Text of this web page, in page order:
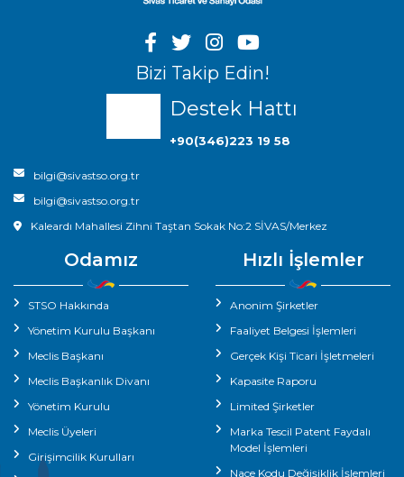
Bizi Takip Edin!
Destek Hattı
+90(346)223 19 58
bilgi@sivastso.org.tr
bilgi@sivastso.org.tr
Kaleardı Mahallesi Zihni Taştan Sokak No:2 SİVAS/Merkez
Odamız
STSO Hakkında
Yönetim Kurulu Başkanı
Meclis Başkanı
Meclis Başkanlık Divanı
Yönetim Kurulu
Meclis Üyeleri
Girişimcilik Kurulları
Hızlı İşlemler
Anonim Şirketler
Faaliyet Belgesi İşlemleri
Gerçek Kişi Ticari İşletmeleri
Kapasite Raporu
Limited Şirketler
Marka Tescil Patent Faydalı
Model İşlemleri
Nace Kodu Değişiklik İşlemleri